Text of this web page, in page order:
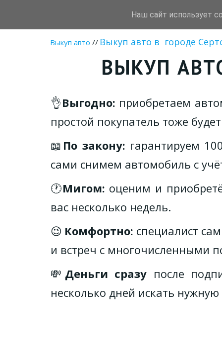
Срочный
Выкуп авто // Выкуп авто в  городе
ВЫКУП
👌Выгодно: приобретаем
простой покупатель тоже
📖 По закону: гарантируем
сами снимем автомобиль с
🕐Мигом: оценим и
вас несколько недель.
😉 Комфортно: специалист
и встреч с многочисленными
💸 Деньги сразупосле
несколько дней искать
Наш сайт использует